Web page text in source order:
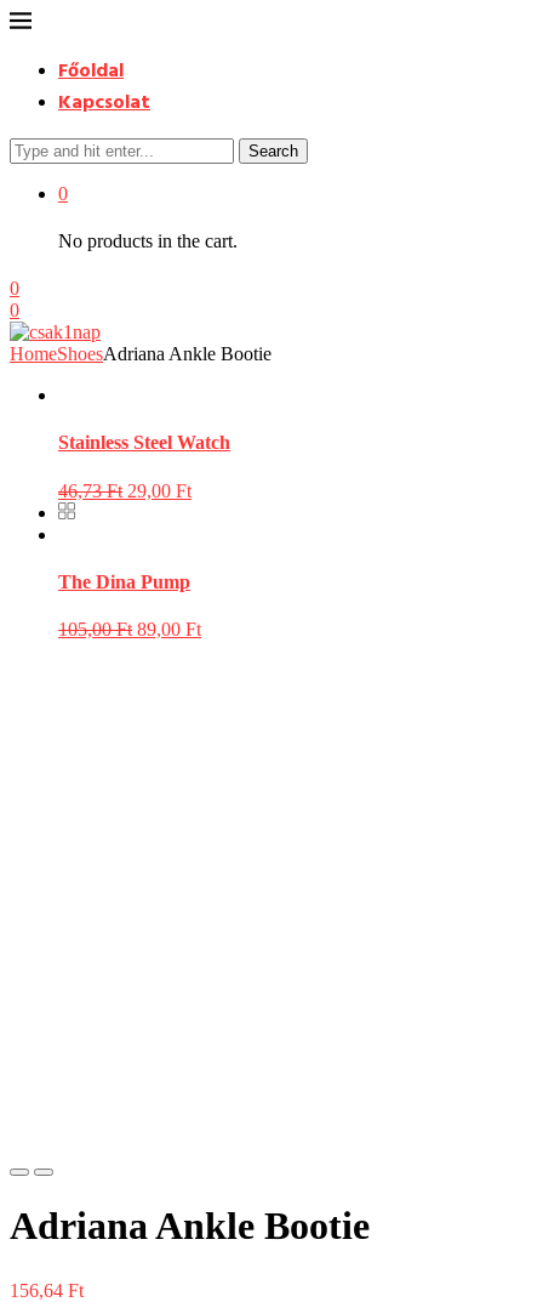
Főoldal
Kapcsolat
Search
0
No products in the cart.
0
0
HomeShoesAdriana Ankle Bootie
Stainless Steel Watch
46,73Ft 29,00 Ft
The Dina Pump
105,00Ft 89,00 Ft
Previous
Next
Adriana Ankle Bootie
156,64 Ft